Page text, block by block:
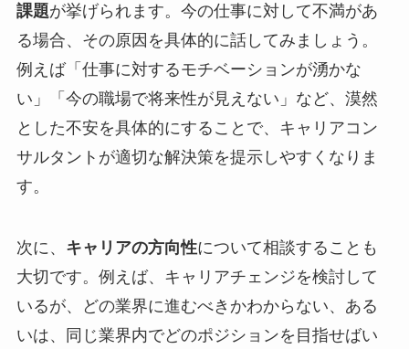
課題が挙げられます。今の仕事に対して不満があ
る場合、その原因を具体的に話してみましょう。
例えば「仕事に対するモチベーションが湧かな
い」「今の職場で将来性が見えない」など、漠然
とした不安を具体的にすることで、キャリアコン
サルタントが適切な解決策を提示しやすくなりま
す。
次に、 キャリアの方向性について相談することも
大切です。例えば、キャリアチェンジを検討して
いるが、どの業界に進むべきかわからない、ある
いは、同じ業界内でどのポジションを目指せばい